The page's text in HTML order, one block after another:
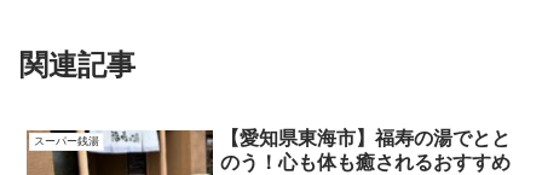
関連記事
スーパー銭湯
【愛知県東海市】福寿の湯でとと
のう！心も体も癒されるおすすめ